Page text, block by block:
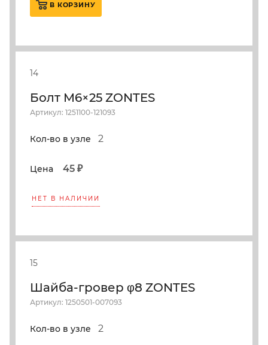
В КОРЗИНУ
14
Болт M6×25 ZONTES
Артикул: 1251100-121093
Кол-во в узле 2
Цена 45 ₽
НЕТ В НАЛИЧИИ
15
Шайба-гровер φ8 ZONTES
Артикул: 1250501-007093
Кол-во в узле 2